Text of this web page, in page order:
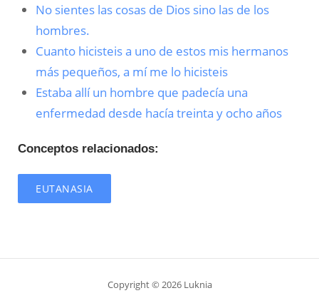
No sientes las cosas de Dios sino las de los
hombres.
Cuanto hicisteis a uno de estos mis hermanos
más pequeños, a mí me lo hicisteis
Estaba allí un hombre que padecía una
enfermedad desde hacía treinta y ocho años
Conceptos relacionados:
EUTANASIA
Copyright © 2026 Luknia